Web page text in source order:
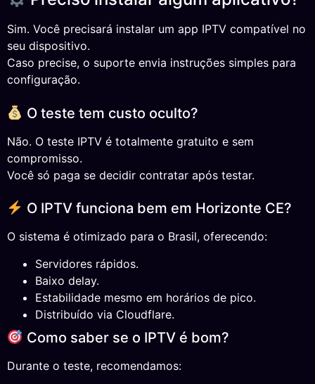
Sim. Você precisará instalar um app IPTV compatível no
seu dispositivo.
Caso precise, o suporte envia instruções simples para
configuração.
O teste tem custo oculto?
Não. O teste IPTV é totalmente gratuito e sem
compromisso.
Você só paga se decidir contratar após testar.
O IPTV funciona bem em Horizonte CE?
O sistema é otimizado para o Brasil, oferecendo:
Servidores rápidos.
Baixo delay.
Estabilidade mesmo em horários de pico.
Distribuído via Cloudflare.
Como saber se o IPTV é bom?
Durante o teste, recomendamos: